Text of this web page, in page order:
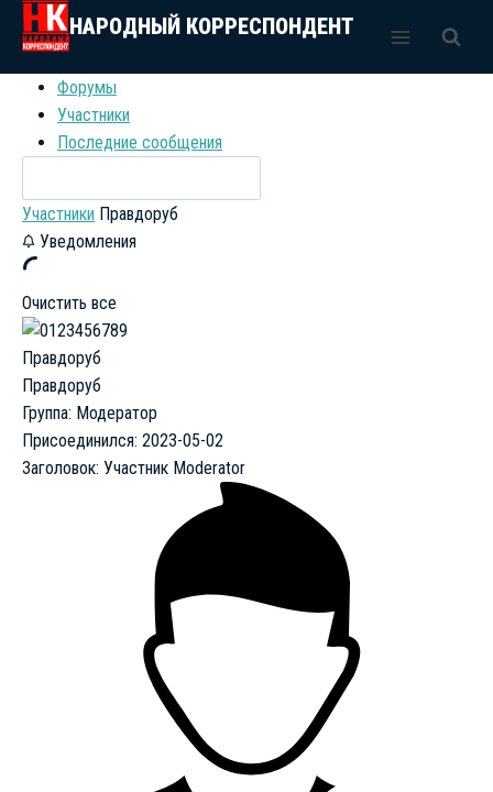
Перейти
содержимому
НАРОДНЫЙ КОРРЕСПОНДЕНТ
Форумы
Участники
Последние сообщения
Участники Правдоруб
Уведомления
Очистить все
Правдоруб
Группа: Модератор
Присоединился: 2023-05-02
Заголовок: Участник Moderator